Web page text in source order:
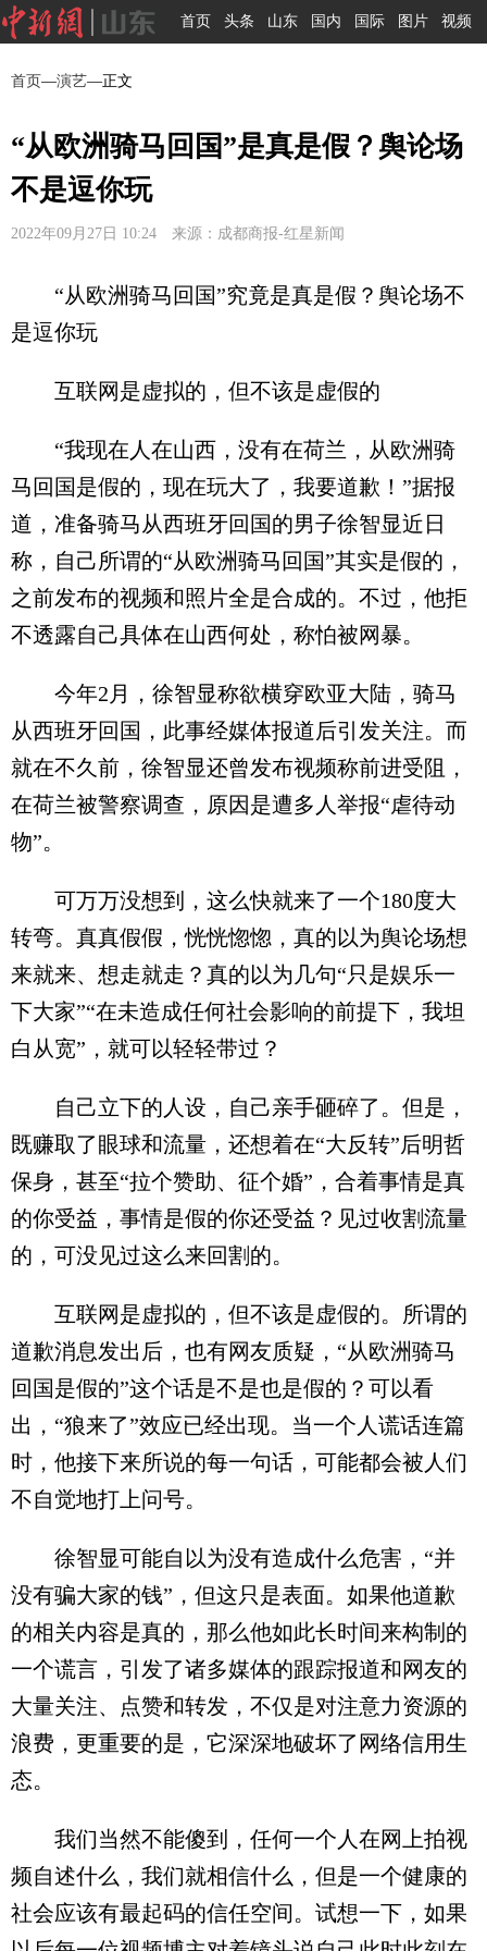
首页 头条 山东 国内 国际 图片 视频
首页—演艺—正文
“从欧洲骑马回国”是真是假？舆论场
不是逗你玩
2022年09月27日 10:24 来源：成都商报-红星新闻
“从欧洲骑马回国”究竟是真是假？舆论场不
是逗你玩
互联网是虚拟的，但不该是虚假的
“我现在人在山西，没有在荷兰，从欧洲骑
马回国是假的，现在玩大了，我要道歉！”据报
道，准备骑马从西班牙回国的男子徐智显近日
称，自己所谓的“从欧洲骑马回国”其实是假的，
之前发布的视频和照片全是合成的。不过，他拒
不透露自己具体在山西何处，称怕被网暴。
今年2月，徐智显称欲横穿欧亚大陆，骑马
从西班牙回国，此事经媒体报道后引发关注。而
就在不久前，徐智显还曾发布视频称前进受阻，
在荷兰被警察调查，原因是遭多人举报“虐待动
物”。
可万万没想到，这么快就来了一个180度大
转弯。真真假假，恍恍惚惚，真的以为舆论场想
来就来、想走就走？真的以为几句“只是娱乐一
下大家”“在未造成任何社会影响的前提下，我坦
白从宽”，就可以轻轻带过？
自己立下的人设，自己亲手砸碎了。但是，
既赚取了眼球和流量，还想着在“大反转”后明哲
保身，甚至“拉个赞助、征个婚”，合着事情是真
的你受益，事情是假的你还受益？见过收割流量
的，可没见过这么来回割的。
互联网是虚拟的，但不该是虚假的。所谓的
道歉消息发出后，也有网友质疑，“从欧洲骑马
回国是假的”这个话是不是也是假的？可以看
出，“狼来了”效应已经出现。当一个人谎话连篇
时，他接下来所说的每一句话，可能都会被人们
不自觉地打上问号。
徐智显可能自以为没有造成什么危害，“并
没有骗大家的钱”，但这只是表面。如果他道歉
的相关内容是真的，那么他如此长时间来构制的
一个谎言，引发了诸多媒体的跟踪报道和网友的
大量关注、点赞和转发，不仅是对注意力资源的
浪费，更重要的是，它深深地破坏了网络信用生
态。
我们当然不能傻到，任何一个人在网上拍视
频自述什么，我们就相信什么，但是一个健康的
社会应该有最起码的信任空间。试想一下，如果